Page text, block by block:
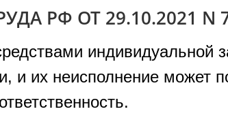
РФ ОТ 29.10.2021 N
и их неисполнение может
ответственность.